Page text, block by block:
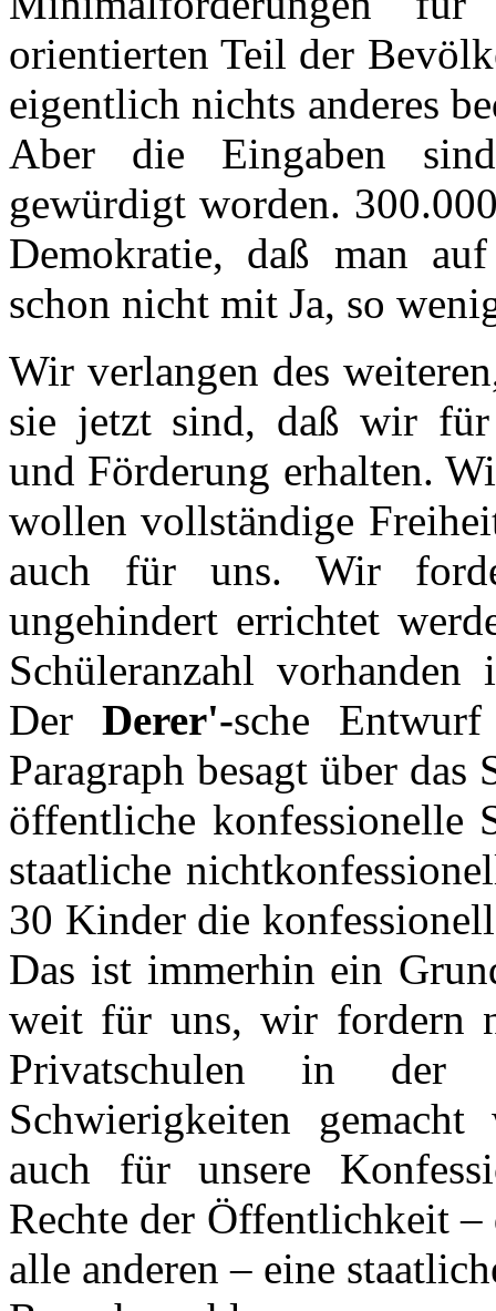
orientierten Teil der
eigentlich nichts anderes
Aber die Eingaben
gewürdigt worden.
Demokratie, daß man
schon nicht mit Ja, so
Wir verlangen des
sie jetzt sind, daß wir für
und Förderung erhalten.
wollen vollständige
auch für uns. Wir
ungehindert errichtet
Schüleranzahl
Der Derer'-sche
Paragraph besagt über
öffentliche konfessionelle
staatliche
30 Kinder die
Das ist immerhin ein
weit für uns, wir fordern
Privatschulen in der
Schwierigkeiten
auch für unsere
Rechte der Öffentlichkeit
alle anderen – eine